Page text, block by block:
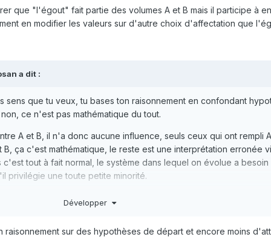
que "l'égout" fait partie des volumes A et B mais il participe à
en modifier les valeurs sur d'autre choix d'affectation que
a dit :
sens que tu veux, tu bases ton raisonnement en confondant
ce n'est pas mathématique du tout.
A et B, il n'a donc aucune influence, seuls ceux qui ont rempli
ça c'est mathématique, le reste est une interprétation erronée
c'est tout à fait normal, le système dans lequel on évolue a
privilégie une toute petite minorité.
dans l'idéologie, mais rien n'est définitif, avec un peu de
Développer
raisonnement sur des hypothèses de départ et encore moins